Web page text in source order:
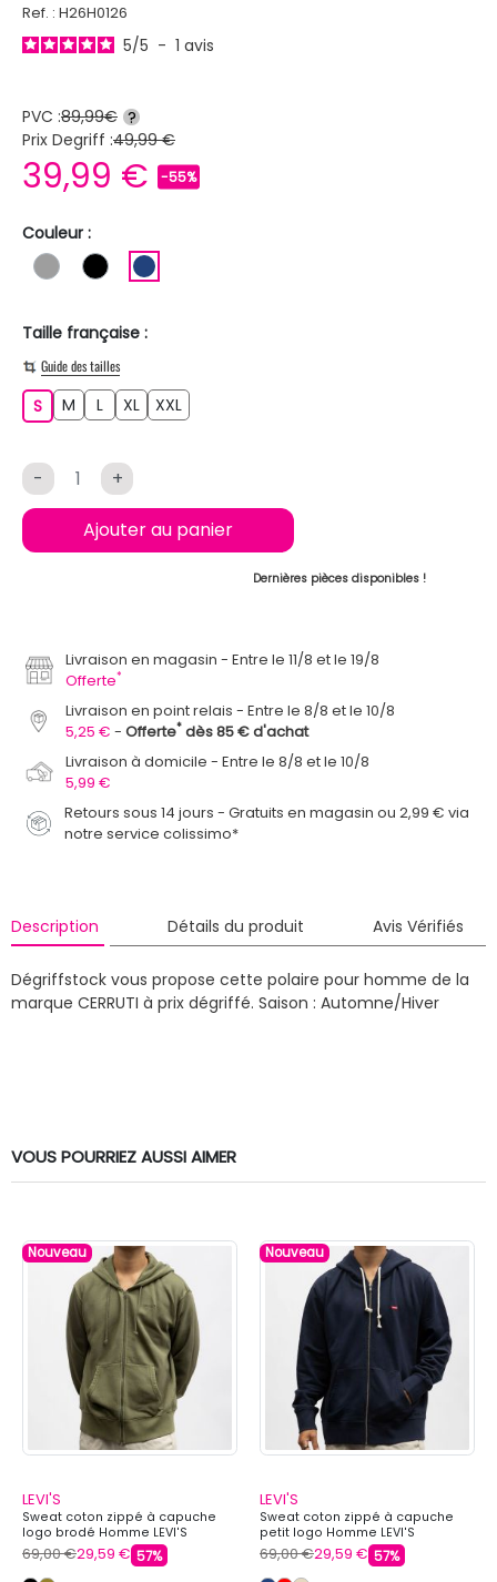
Ref. : H26H0126
5/5 - 1 avis
PVC :89,99€ ?
Prix Degriff :49,99 €
39,99 € -55%
Couleur :
GRIS NOIR
Taille française :
Guide des tailles
SS M L XL XXL
- +
Ajouter au panier
Dernières pièces disponibles !
Livraison en magasin
Entre le 11/8 et le 19/8
Offerte*
Livraison en point relais
Entre le 8/8 et le 10/8
5,25 €
Offerte* dès 85 € d'achat
Livraison à domicile
Entre le 8/8 et le 10/8
5,99 €
Retours sous 14 jours - Gratuits en magasin ou 2,99 € via
notre service colissimo*
Description Détails du produit Avis Vérifiés
Dégriffstock vous propose cette polaire pour homme de la
marque CERRUTI à prix dégriffé. Saison : Automne/Hiver
VOUS POURRIEZ AUSSI AIMER
Nouveau
LEVI'S
Sweat coton zippé à capuche
logo brodé Homme LEVI'S
69,00 €29,59 € 57%
Nouveau
LEVI'S
Sweat coton zippé à capuche
petit logo Homme LEVI'S
69,00 €29,59 € 57%